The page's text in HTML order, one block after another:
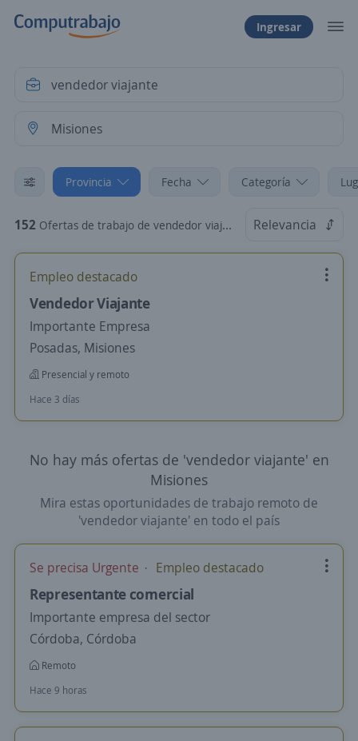
Ingresar
Provincia Fecha Categoría
152 Ofertas de trabajo de vendedor viajante en Misiones Relevancia
Empleo destacado
Vendedor Viajante
Importante Empresa
Posadas, Misiones
Presencial y remoto
Hace 3 días
No hay más ofertas de 'vendedor viajante' en
Misiones
Mira estas oportunidades de trabajo remoto de
'vendedor viajante' en todo el país
Se precisa Urgente Empleo destacado
Representante comercial
Importante empresa del sector
Córdoba, Córdoba
Remoto
Hace 9 horas